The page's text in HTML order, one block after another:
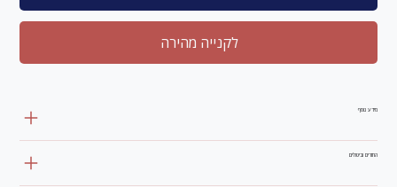
לקנייה מהירה
מידע נוסף
החזרים וביטולים